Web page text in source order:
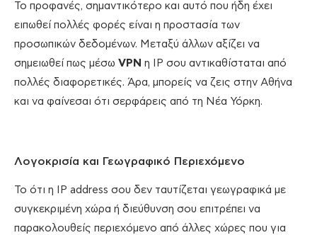
Το προφανές, σημαντικότερο και αυτό που ήδη έχει
ειπωθεί πολλές φορές είναι η προστασία των
προσωπικών δεδομένων. Μεταξύ άλλων αξίζει να
σημειωθεί πως μέσω VPN η IP σου αντικαθίσταται από
πολλές διαφορετικές. Άρα, μπορείς να ζεις στην Αθήνα
και να φαίνεσαι ότι σερφάρεις από τη Νέα Υόρκη.
Λογοκρισία και Γεωγραφικό Περιεχόμενο
Το ότι η IP address σου δεν ταυτίζεται γεωγραφικά με
συγκεκριμένη χώρα ή διεύθυνση σου επιτρέπει να
παρακολουθείς περιεχόμενο από άλλες χώρες που για